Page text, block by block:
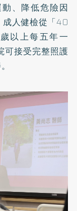
、降低危險因
成人健檢從「40
以上每五年一
可接受完整照護